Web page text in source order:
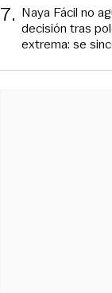
7. Naya Fácil no
decisión tras
extrema: se